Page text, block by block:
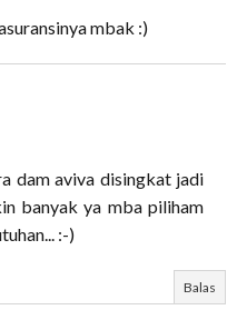
mbak :)
dam aviva disingkat jadi
banyak ya mba piliham
:-)
Balas